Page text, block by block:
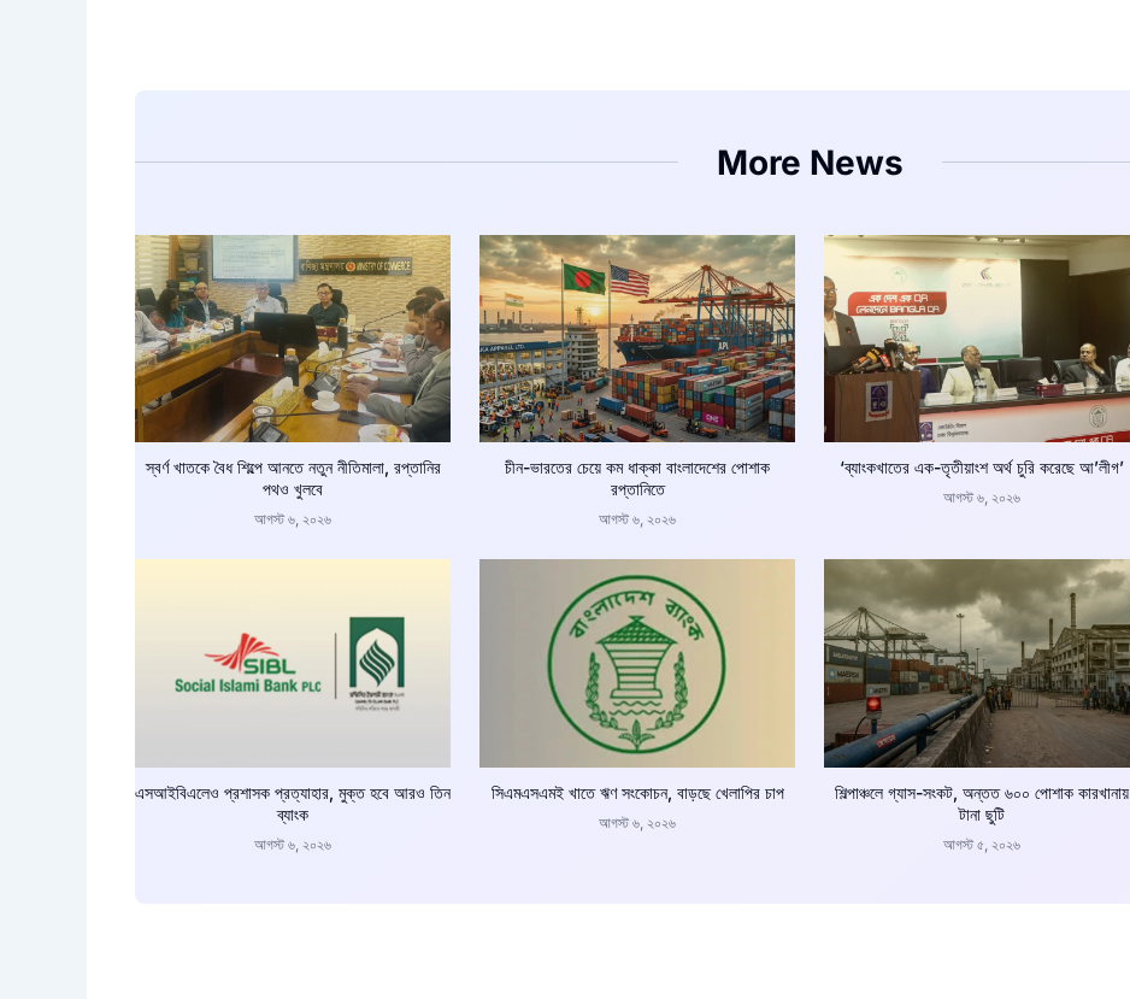
More News
স্বর্ণ খাতকে বৈধ শিল্পে আনতে নতুন নীতিমালা, রপ্তানির
পথও খুলবে
আগস্ট ৬, ২০২৬
চীন-ভারতের চেয়ে কম ধাক্কা বাংলাদেশের পোশাক
রপ্তানিতে
আগস্ট ৬, ২০২৬
‘ব্যাংকখাতের এক-তৃতীয়াংশ অর্থ চুরি করেছে আ’লীগ’
আগস্ট ৬, ২০২৬
এসআইবিএলেও প্রশাসক প্রত্যাহার, মুক্ত হবে আরও তিন
ব্যাংক
আগস্ট ৬, ২০২৬
সিএমএসএমই খাতে ঋণ সংকোচন, বাড়ছে খেলাপির চাপ
আগস্ট ৬, ২০২৬
শিল্পাঞ্চলে গ্যাস-সংকট, অন্তত ৬০০ পোশাক কারখানায়
টানা ছুটি
আগস্ট ৫, ২০২৬